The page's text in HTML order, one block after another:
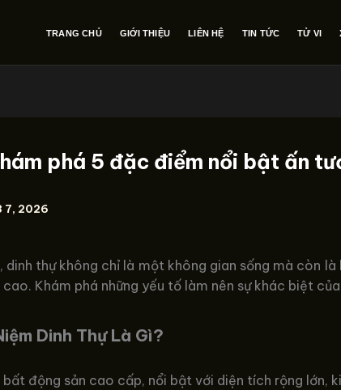
TRANG CHỦ GIỚI THIỆU LIÊN HỆ TIN TỨC TỬ VI
phá 5 đặc điểm nổi bật ấn
7, 2026
dinh thự không chỉ là một không gian sống mà còn
Khám phá những yếu tố làm nên sự khác biệt
Dinh Thự Là Gì?
bất động sản cao cấp, nổi bật với diện tích rộng